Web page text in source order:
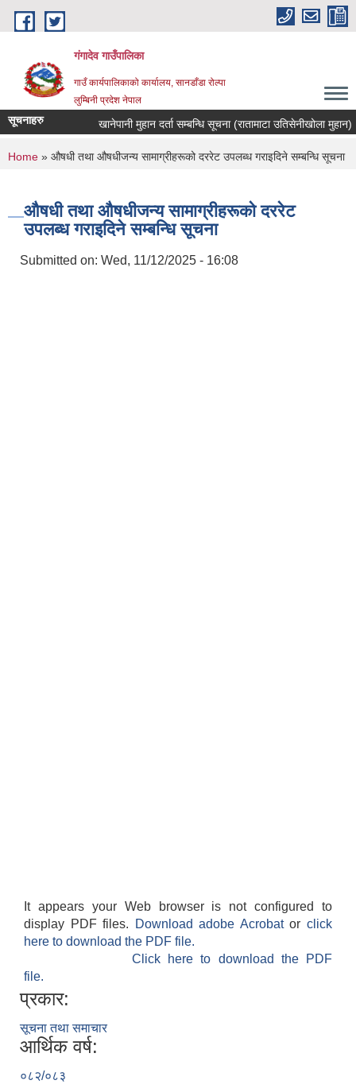
Skip to main content
गंगादेव गाउँपालिका
गाउँ कार्यपालिकाको कार्यालय, सानडाँडा रोल्पा
लुम्बिनी प्रदेश नेपाल
सूचनाहरु खानेपानी मुहान दर्ता सम्बन्धि सूचना (रातामाटा उतिसेनीखोला मुहान)
You are here
Home » औषधी तथा औषधीजन्य सामाग्रीहरूको दररेट उपलब्ध गराइदिने सम्बन्धि सूचना
औषधी तथा औषधीजन्य सामाग्रीहरूको दररेट
उपलब्ध गराइदिने सम्बन्धि सूचना
Submitted on: Wed, 11/12/2025 - 16:08
It appears your Web browser is not configured to
display PDF files.
Download adobe Acrobatorclick
here to download the PDF file.
Click here to download the PDF
file.
प्रकार:
सूचना तथा समाचार
आर्थिक वर्ष:
०८२/०८३